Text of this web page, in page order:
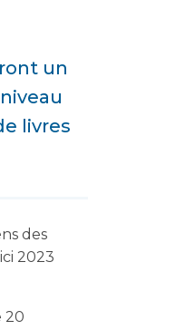
un
livres
des
2023
20